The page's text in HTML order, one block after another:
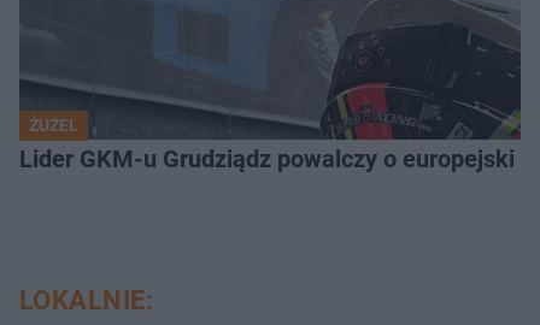
ŻUŻEL
Lider GKM-u Grudziądz powalczy o europejski
LOKALNIE: